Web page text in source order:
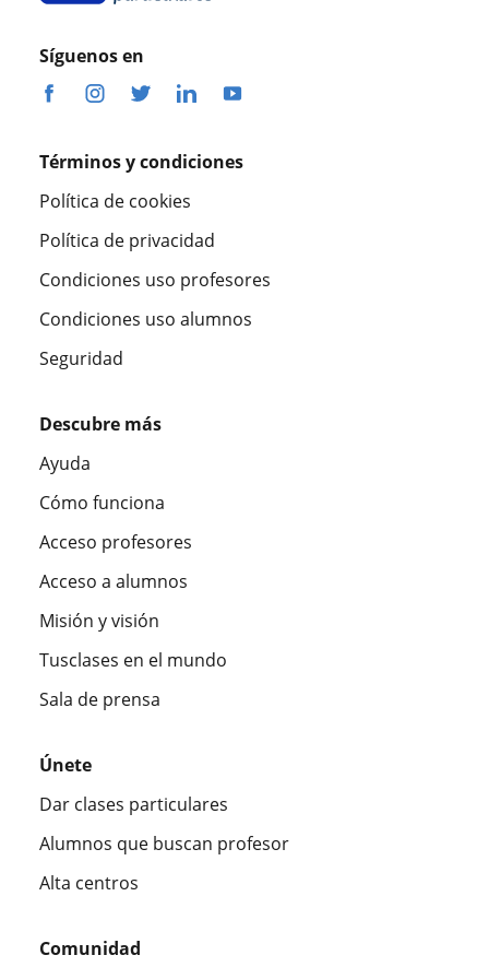
Síguenos en
Términos y condiciones
Política de cookies
Política de privacidad
Condiciones uso profesores
Condiciones uso alumnos
Seguridad
Descubre más
Ayuda
Cómo funciona
Acceso profesores
Acceso a alumnos
Misión y visión
Tusclases en el mundo
Sala de prensa
Únete
Dar clases particulares
Alumnos que buscan profesor
Alta centros
Comunidad